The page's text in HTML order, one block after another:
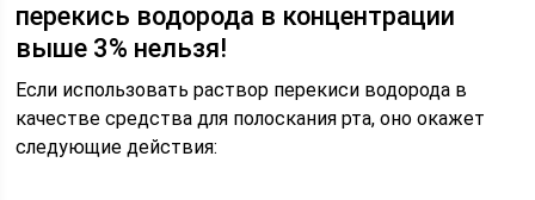
перекись водорода в концентрации
выше 3% нельзя!
Если использовать раствор перекиси водорода в
качестве средства для полоскания рта, оно окажет
следующие действия: